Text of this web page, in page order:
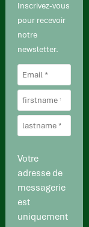
Inscrivez-vous
pour recevoir
notre
newsletter.
Votre
adresse de
messagerie
est
uniquement